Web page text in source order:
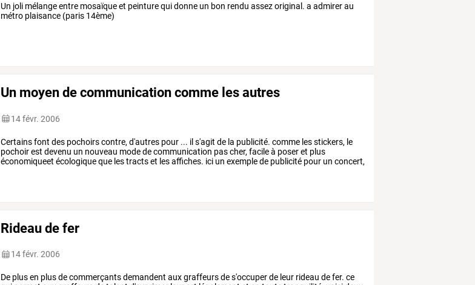
Un joli mélange entre mosaïque et peinture qui donne un bon rendu assez original. a admirer au
métro plaisance (paris 14ème)
Un moyen de communication comme les autres
14 févr. 2006
Certainsfont des pochoirscontre, d'autres pour ... il s'agit de la publicité. comme lesstickers, le
pochoirest devenu un nouveau modedecommunication pascher, facileà poseret plus
économiqueet écologiqueque lestractset lesaffiches. ici un exemplede publicité pour un concert,
Rideau de fer
14 févr. 2006
De plusen plusdecommerçantsdemandent auxgraffeursdes'occuperde leur rideau defer. ce